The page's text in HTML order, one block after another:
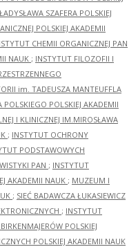
SZAFERA POLSKIEJ
POLSKIEJ AKADEMII
CHEMII ORGANICZNEJ PAN
NAUK ; INSTYTUT FILOZOFII I
im. TADEUSZA MANTEUFFLA
POLSKIEGO POLSKIEJ AKADEMII
I KLINICZNEJ IM.MIROSŁAWA
; INSTYTUT OCHRONY
PODSTAWOWYCH
PAN ; INSTYTUT
AKADEMII NAUK ; MUZEUM I
; SIEĆ BADAWCZA ŁUKASIEWICZ
; INSTYTUT
POLSKIEJ
POLSKIEJ AKADEMII NAUK